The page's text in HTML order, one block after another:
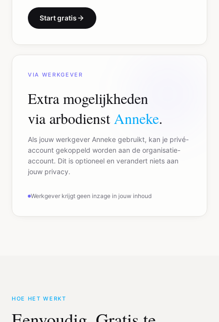
Start gratis
VIA WERKGEVER
Extra mogelijkheden
via arbodienst Anneke.
Als jouw werkgever Anneke gebruikt, kan je privé-
account gekoppeld worden aan de organisatie-
account. Dit is optioneel en verandert niets aan
jouw privacy.
Werkgever krijgt geen inzage in jouw inhoud
HOE HET WERKT